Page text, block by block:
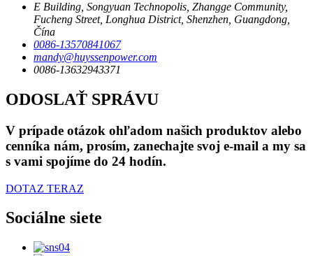
E Building, Songyuan Technopolis, Zhangge Community,
Fucheng Street, Longhua District, Shenzhen, Guangdong,
Čína
0086-13570841067
mandy@huyssenpower.com
0086-13632943371
ODOSLAŤ SPRÁVU
V prípade otázok ohľadom našich produktov alebo
cenníka nám, prosím, zanechajte svoj e-mail a my sa
s vami spojíme do 24 hodín.
DOTAZ TERAZ
Sociálne siete